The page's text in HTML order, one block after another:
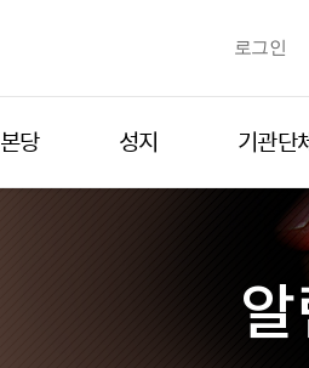
로그인
본당 성지 기관단